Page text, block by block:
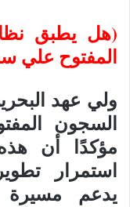
(هل يطبق
المفتوح علي
ولي عهد
السجون
مؤكدًا أن
استمرار
يدعم مسيرة